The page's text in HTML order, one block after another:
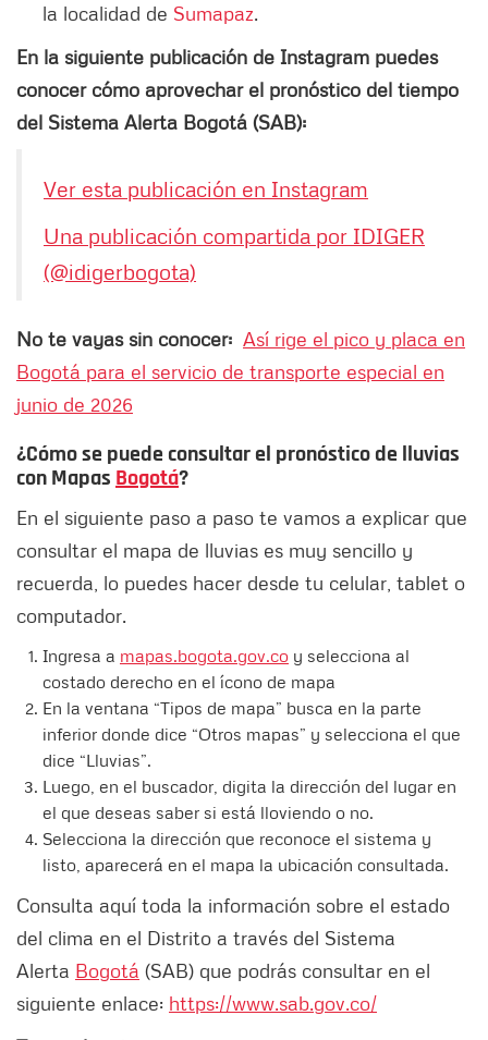
la localidad de Sumapaz.
En la siguiente publicación de Instagram puedes
conocer cómo aprovechar el pronóstico del tiempo
del Sistema Alerta Bogotá (SAB):
Ver esta publicación en Instagram
Una publicación compartida por IDIGER
(@idigerbogota)
No te vayas sin conocer: Así rige el pico y placa en
Bogotá para el servicio de transporte especial en
junio de 2026
¿Cómo se puede consultar el pronóstico de lluvias
con Mapas Bogotá?
En el siguiente paso a paso te vamos a explicar que
consultar el mapa de lluvias es muy sencillo y
recuerda, lo puedes hacer desde tu celular, tablet o
computador.
Ingresa a mapas.bogota.gov.co y selecciona al
costado derecho en el ícono de mapa
En la ventana “Tipos de mapa” busca en la parte
inferior donde dice “Otros mapas” y selecciona el que
dice “Lluvias”.
Luego, en el buscador, digita la dirección del lugar en
el que deseas saber si está lloviendo o no.
Selecciona la dirección que reconoce el sistema y
listo, aparecerá en el mapa la ubicación consultada.
Consulta aquí toda la información sobre el estado
del clima en el Distrito a través del Sistema
Alerta Bogotá (SAB) que podrás consultar en el
siguiente enlace: https://www.sab.gov.co/